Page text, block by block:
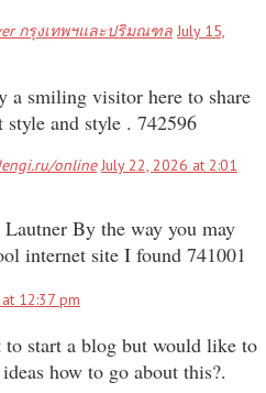
กรุงเทพฯและปริมณฑล July 15,
a smiling visitor here to share
and style . 742596
online July 22, 2026 at 2:01
By the way you may
internet site I found 741001
12:37 pm
start a blog but would like to
how to go about this?.